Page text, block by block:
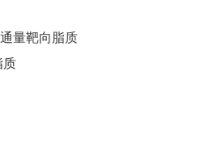
量靶向脂质
质